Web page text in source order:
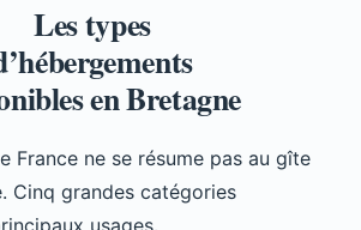
Les types
en Bretagne
France ne se résume pas au gîte
Cinq grandes catégories
usages.